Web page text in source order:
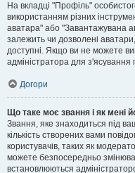
На вкладці "Профіль"
використанням різних
аватара" або "Завантажувана
залежить чи дозволені
доступні. Якщо ви не можете
адміністратора для з'ясування
Догори
Що таке моє звання і як мені
Звання, яке знаходиться під
кількість створених вами
користувачів, таких як
можете безпосередньо
встановлюються